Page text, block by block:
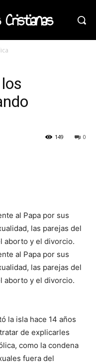
Cristianas
0
149
al Papa por sus
las parejas del
aborto y el divorcio.
al Papa por sus
las parejas del
aborto y el divorcio.
la isla hace 14 años
de explicarles
como la condena
fuera del